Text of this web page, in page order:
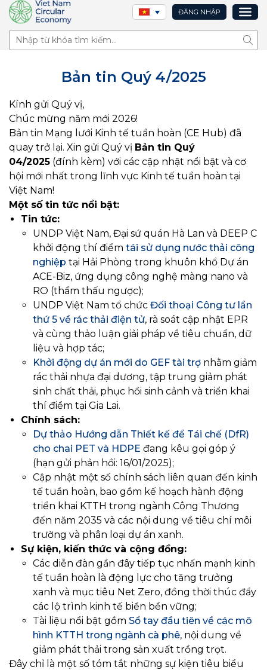
ĐĂNG NHẬP
Tìm
Bản tin Quý 4/2025
Kính gửi Quý vị,
Chúc mừng năm mới 2026!
Bản tin Mạng lưới Kinh tế tuần hoàn (CE Hub) đã
quay trở lại. Xin gửi Quý vị Bản tin Quý
04/2025 (đính kèm) với các cập nhật nổi bật và cơ
hội mới nhất trong lĩnh vực Kinh tế tuần hoàn tại
Việt Nam!
Một số tin tức nổi bật:
Tin tức:
UNDP Việt Nam, Đại sứ quán Hà Lan và DEEP C
khởi động thí điểm tái sử dụng nước thải công
nghiệp tại Hải Phòng trong khuôn khổ Dự án
ACE-Biz, ứng dụng công nghệ màng nano và
RO (thẩm thấu ngược);
UNDP Việt Nam tổ chức Đối thoại Công tư lần
thứ 5 về rác thải điện tử, rà soát cập nhật EPR
và cùng thảo luận giải pháp về tiêu chuẩn, dữ
liệu và hợp tác;
Khởi động dự án mới do GEF tài trợ nhằm giảm
rác thải nhựa đại dương, tập trung giảm phát
sinh chất thải, phục hồi sinh cảnh và triển khai
thí điểm tại Gia Lai.
Chính sách:
Dự thảo Hướng dẫn Thiết kế để Tái chế (DfR)
cho chai PET và HDPE đang kêu gọi góp ý
(hạn gửi phản hồi: 16/01/2025);
Cập nhật một số chính sách liên quan đến kinh
tế tuần hoàn, bao gồm kế hoạch hành động
triển khai KTTH trong ngành Công Thương
đến năm 2035 và các nội dung về tiêu chí môi
trường và phân loại dự án xanh.
Sự kiện, kiến thức và cộng đồng:
Các diễn đàn gần đây tiếp tục nhấn mạnh kinh
tế tuần hoàn là động lực cho tăng trưởng
xanh và mục tiêu Net Zero, đồng thời thúc đẩy
các lộ trình kinh tế biển bền vững;
Tài liệu nổi bật gồm Sổ tay đầu tiên về các mô
hình KTTH trong ngành cà phê, nội dung về
giảm phát thải trong sản xuất trồng trọt.
Đây chỉ là một số tóm tắt những sự kiện tiêu biểu